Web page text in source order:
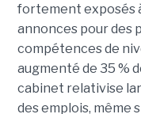
fortement exposés
annonces pour des
compétences de
augmenté de 35 %
cabinet relativise
des emplois, même